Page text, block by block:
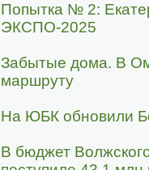
Попытка № 2:
ЭКСПО-2025
Забытые дома. В
маршруту
На ЮБК обновили
В бюджет